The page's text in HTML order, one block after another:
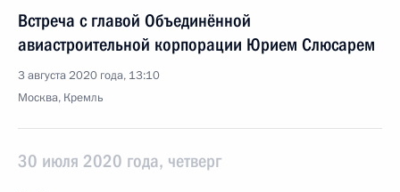
Встреча с главой Объединённой
авиастроительной корпорации Юрием Слюсарем
3 августа 2020 года, 13:10
Москва, Кремль
30 июля 2020 года, четверг